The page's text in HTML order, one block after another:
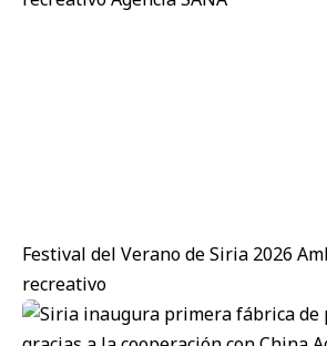
Festival del Verano de Siria 2026
recreativo